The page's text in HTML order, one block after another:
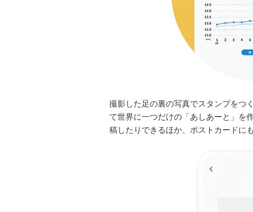
撮影した足の裏の写真でスタンプをつ
て世界に一つだけの「あしあーと」を
稿したりできるほか、ポストカードに